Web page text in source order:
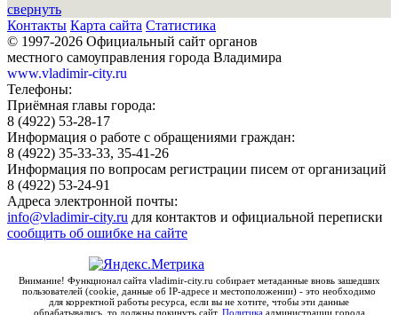
свернуть
Контакты Карта сайта Статистика
© 1997-2026 Официальный сайт органов
местного самоуправления города Владимира
www.vladimir-city.ru
Телефоны:
Приёмная главы города:
8 (4922) 53-28-17
Информация о работе с обращениями граждан:
8 (4922) 35-33-33, 35-41-26
Информация по вопросам регистрации писем от организаций
8 (4922) 53-24-91
Адреса электронной почты:
info@vladimir-city.ru для контактов и официальной переписки
сообщить об ошибке на сайте
Внимание! Функционал сайта vladimir-city.ru собирает метаданные вновь зашедших
пользователей (cookie, данные об IP-адресе и местоположении) - это необходимо
для корректной работы ресурса, если вы не хотите, чтобы эти данные
обрабатывались, то должны покинуть сайт. Политикаадминистрации города